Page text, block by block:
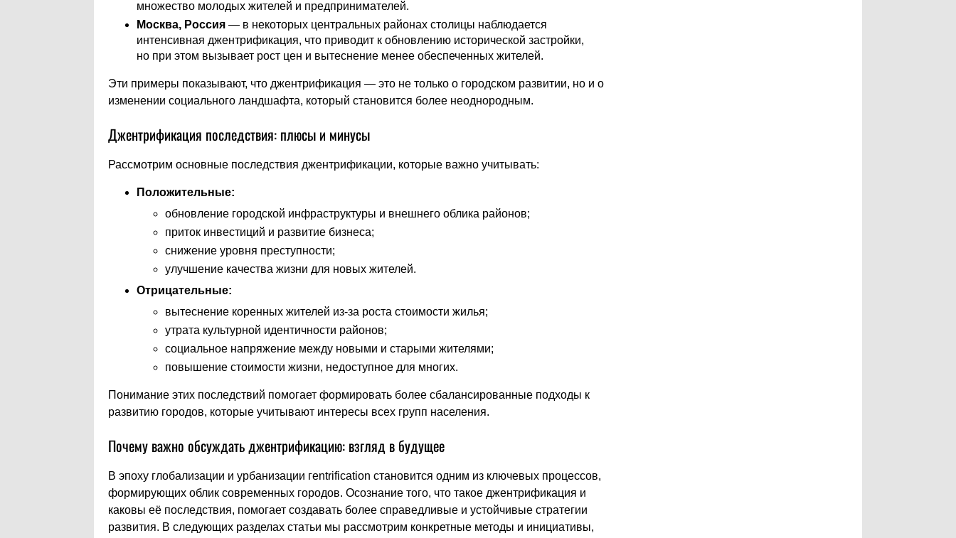
множество молодых жителей и предпринимателей.
Москва, Россия — в некоторых центральных районах столицы наблюдается
интенсивная джентрификация, что приводит к обновлению исторической застройки,
но при этом вызывает рост цен и вытеснение менее обеспеченных жителей.
Эти примеры показывают, что джентрификация — это не только о городском развитии, но и о
изменении социального ландшафта, который становится более неоднородным.
Джентрификация последствия: плюсы и минусы
Рассмотрим основные последствия джентрификации, которые важно учитывать:
Положительные:
обновление городской инфраструктуры и внешнего облика районов;
приток инвестиций и развитие бизнеса;
снижение уровня преступности;
улучшение качества жизни для новых жителей.
Отрицательные:
вытеснение коренных жителей из-за роста стоимости жилья;
утрата культурной идентичности районов;
социальное напряжение между новыми и старыми жителями;
повышение стоимости жизни, недоступное для многих.
Понимание этих последствий помогает формировать более сбалансированные подходы к
развитию городов, которые учитывают интересы всех групп населения.
Почему важно обсуждать джентрификацию: взгляд в будущее
В эпоху глобализации и урбанизации гentrification становится одним из ключевых процессов,
формирующих облик современных городов. Осознание того, что такое джентрификация и
каковы её последствия, помогает создавать более справедливые и устойчивые стратегии
развития. В следующих разделах статьи мы рассмотрим конкретные методы и инициативы,